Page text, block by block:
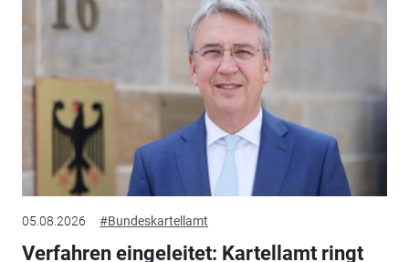
05.08.2026 #Bundeskartellamt
Verfahren eingeleitet: Kartellamt ringt